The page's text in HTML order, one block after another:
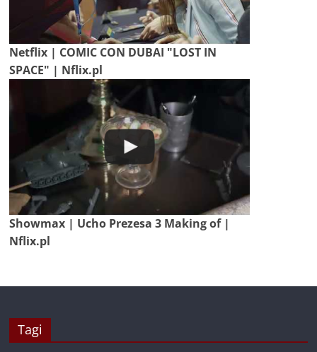
Netflix | COMIC CON DUBAI "LOST IN
SPACE" | Nflix.pl
Showmax | Ucho Prezesa 3 Making of |
Nflix.pl
Tagi